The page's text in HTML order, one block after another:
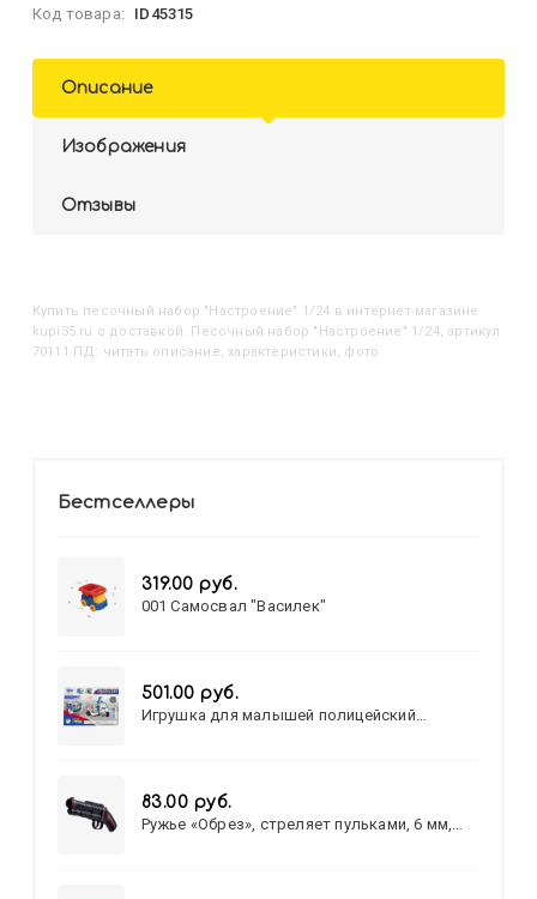
Код товара:
ID45315
Описание
Изображения
Отзывы
Купить Песочный набор "Настроение" 1/24 в интернет-магазине
kupi35.ru с доставкой. Песочный набор "Настроение" 1/24, артикул
70111 ПД: читать описание, характеристики, фото
Бестселлеры
319.00 руб.
001 Самосвал "Василек"
501.00 руб.
Игрушка для малышей полицейский
83.00 руб.
Ружье «Обрез», стреляет пульками, 6 мм,